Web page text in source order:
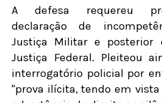
A defesa requereu
declaração de
Justiça Militar e posterior
Justiça Federal. Pleiteou
interrogatório policial por
"prova ilícita, tendo em